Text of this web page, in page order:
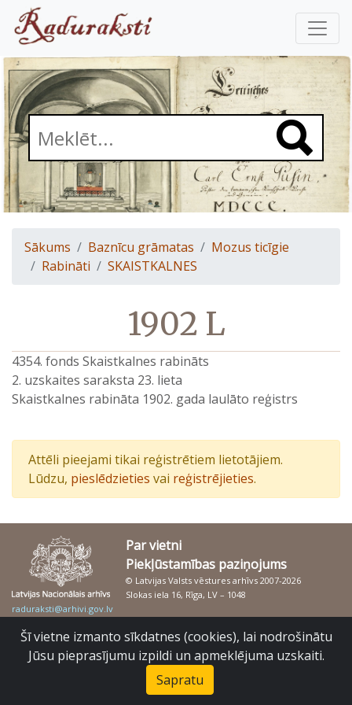
Sākums Baznīcu grāmatas
Mozus ticīgie
Rabināti
SKAISTKALNES
1902 L
4354. fonds Skaistkalnes rabināts
2. uzskaites saraksta 23. lieta
Skaistkalnes rabināta 1902. gada laulāto reģistrs
Attēli pieejami tikai reģistrētiem lietotājiem.
Lūdzu, pieslēdzieties vai reģistrējieties.
Par vietni
Piekļūstamības paziņojums
© Latvijas Valsts vēstures arhīvs 2007-2026
Slokas iela 16, Rīga, LV – 1048
raduraksti@arhivi.gov.lv
Šī vietne izmanto sīkdatnes (cookies), lai nodrošinātu
Jūsu pieprasījumu izpildi un apmeklējuma uzskaiti.
Sapratu